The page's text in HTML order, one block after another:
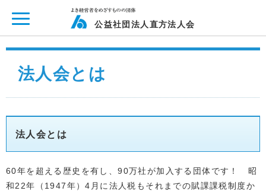
公益社団法人直方法人会
法人会とは
法人会とは
60年を超える歴史を有し、90万社が加入する団体です！ 昭
和22年（1947年）4月に法人税もそれまでの賦課課税制度か